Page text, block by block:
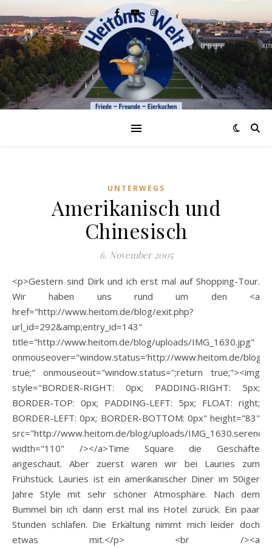
UNTERWEGS
Amerikanisch und
Chinesisch
6. November 2005
<p>Gestern sind Dirk und ich erst mal auf Shopping-Tour.
Wir haben uns rund um den <a
href="http://www.heitom.de/blog/exit.php?
url_id=292&amp;entry_id=143"
title="http://www.heitom.de/blog/uploads/IMG_1630.jpg"
onmouseover="window.status='http://www.heitom.de/blog/
true;" onmouseout="window.status='';return true;"><img
style="BORDER-RIGHT: 0px; PADDING-RIGHT: 5px;
BORDER-TOP: 0px; PADDING-LEFT: 5px; FLOAT: right;
BORDER-LEFT: 0px; BORDER-BOTTOM: 0px" height="83"
src="http://www.heitom.de/blog/uploads/
width="110" /></a>Time Square die Geschäfte
angeschaut. Aber zuerst waren wir bei Lauries zum
Frühstück. Lauries ist ein amerikanischer Diner im 50iger
Jahre Style mit sehr schöner Atmosphäre. Nach dem
Bummel bin ich dann erst mal ins Hotel zurück. Ein paar
Stunden schlafen. Die Erkältung nimmt mich leider doch
etwas mit.</p> <br /><a